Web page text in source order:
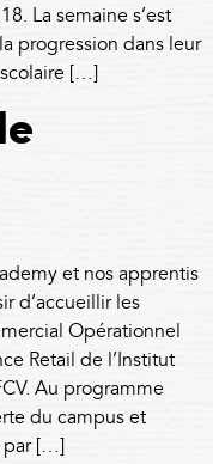
La semaine s’est
progression dans leur
[…]
et nos apprentis
d’accueillir les
Opérationnel
Retail de l’Institut
Au programme
du campus et
par […]